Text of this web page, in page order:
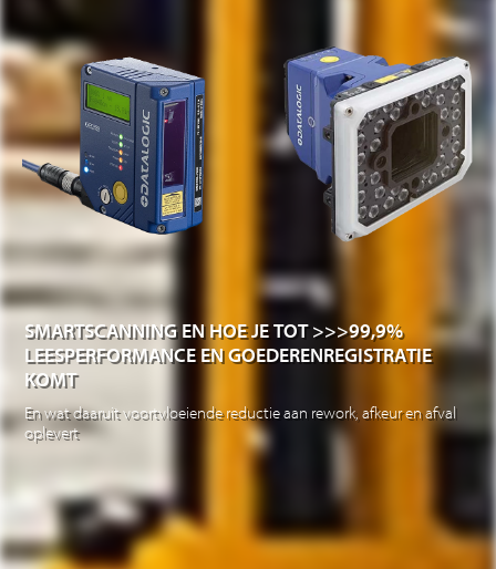
SMARTSCANNING EN HOE JE TOT >>>99,9%
LEESPERFORMANCE EN GOEDERENREGISTRATIE
KOMT
En wat daaruit voortvloeiende reductie aan rework, afkeur en afval
oplevert